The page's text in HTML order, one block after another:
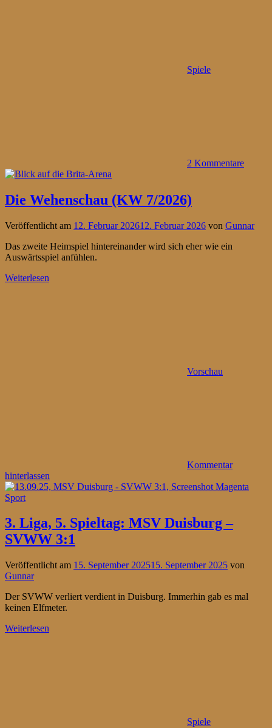
Spiele
2 Kommentare
Die Wehenschau (KW 7/2026)
Veröffentlicht am 12. Februar 202612. Februar 2026 von Gunnar
Das zweite Heimspiel hintereinander wird sich eher wie ein
Auswärtsspiel anfühlen.
Weiterlesen
Vorschau
Kommentar
hinterlassen
3. Liga, 5. Spieltag: MSV Duisburg –
SVWW 3:1
Veröffentlicht am 15. September 202515. September 2025 von
Gunnar
Der SVWW verliert verdient in Duisburg. Immerhin gab es mal
keinen Elfmeter.
Weiterlesen
Spiele